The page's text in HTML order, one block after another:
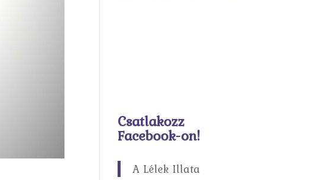
Csatlakozz
Facebook-on!
A Lélek Illata